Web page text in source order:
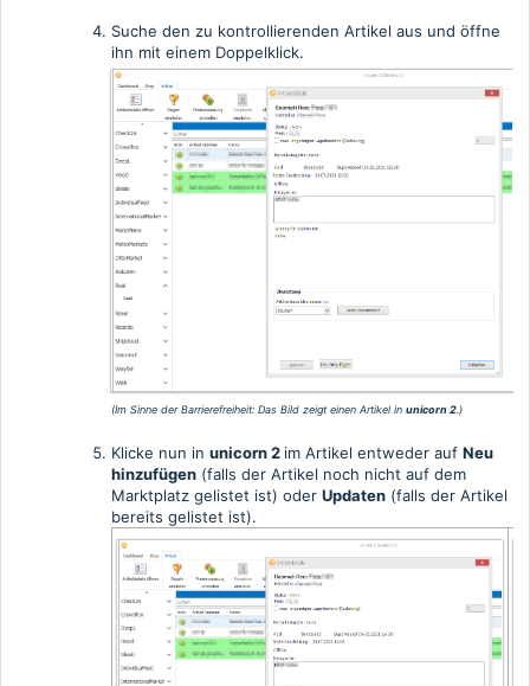
Suche den zu kontrollierenden Artikel aus und öffne
ihn mit einem Doppelklick.
(Im Sinne der Barrierefreiheit: Das Bild zeigt einen Artikel in unicorn 2.)
Klicke nun in unicorn 2 im Artikel entweder auf Neu
hinzufügen (falls der Artikel noch nicht auf dem
Marktplatz gelistet ist) oder Updaten (falls der Artikel
bereits gelistet ist).